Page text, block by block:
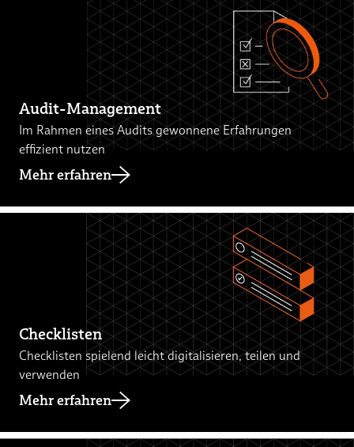
Audit-Management
Im Rahmen eines Audits gewonnene Erfahrungen
effizient nutzen
Mehr erfahren
Checklisten
Checklisten spielend leicht digitalisieren, teilen und
verwenden
Mehr erfahren